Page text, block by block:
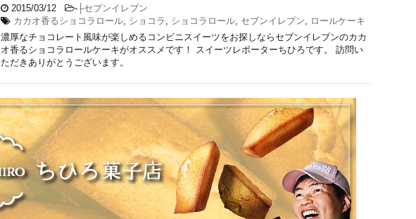
2015/03/12 - ├セブンイレブン
カカオ香るショコラロール ショコラ ショコラロール セブンイレブン
ロールケーキ
濃厚なチョコレート風味が楽しめるコンビニスイーツをお探しならセブンイレブンのカカ
オ香るショコラロールケーキがオススメです！ スイーツレポーターちひろです。 訪問い
ただきありがとうございます。